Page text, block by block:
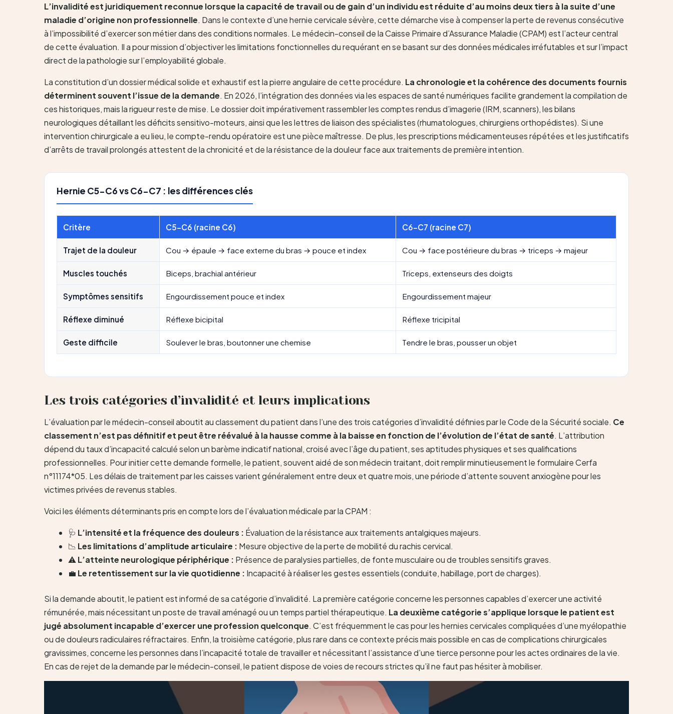
L’invalidité est juridiquement reconnue lorsque la capacité de travail ou de gain d’un individu est réduite d’au moins deux tiers à la suite d’une
maladie d’origine non professionnelle. Dans le contexte d’une hernie cervicale sévère, cette démarche vise à compenser la perte de revenus consécutive
à l’impossibilité d’exercer son métier dans des conditions normales. Le médecin-conseil de la Caisse Primaire d’Assurance Maladie (CPAM) est l’acteur central
de cette évaluation. Il a pour mission d’objectiver les limitations fonctionnelles du requérant en se basant sur des données médicales irréfutables et sur l’impact
direct de la pathologie sur l’employabilité globale.
La constitution d’un dossier médical solide et exhaustif est la pierre angulaire de cette procédure. La chronologie et la cohérence des documents fournis
déterminent souvent l’issue de la demande. En 2026, l’intégration des données via les espaces de santé numériques facilite grandement la compilation de
ces historiques, mais la rigueur reste de mise. Le dossier doit impérativement rassembler les comptes rendus d’imagerie (IRM, scanners), les bilans
neurologiques détaillant les déficits sensitivo-moteurs, ainsi que les lettres de liaison des spécialistes (rhumatologues, chirurgiens orthopédistes). Si une
intervention chirurgicale a eu lieu, le compte-rendu opératoire est une pièce maîtresse. De plus, les prescriptions médicamenteuses répétées et les justificatifs
d’arrêts de travail prolongés attestent de la chronicité et de la résistance de la douleur face aux traitements de première intention.
Hernie C5-C6 vs C6-C7 : les différences clés
Critère C5-C6 (racine C6) C6-C7 (racine C7)
Trajet de la douleur Cou → épaule → face externe du bras → pouce et index Cou → face postérieure du bras → triceps → majeur
Muscles touchés Biceps, brachial antérieur Triceps, extenseurs des doigts
Symptômes sensitifs Engourdissement pouce et index Engourdissement majeur
Réflexe diminué Réflexe bicipital Réflexe tricipital
Geste difficile Soulever le bras, boutonner une chemise Tendre le bras, pousser un objet
Les trois catégories d’invalidité et leurs implications
L’évaluation par le médecin-conseil aboutit au classement du patient dans l’une des trois catégories d’invalidité définies par le Code de la Sécurité sociale. Ce
classement n’est pas définitif et peut être réévalué à la hausse comme à la baisse en fonction de l’évolution de l’état de santé. L’attribution
dépend du taux d’incapacité calculé selon un barème indicatif national, croisé avec l’âge du patient, ses aptitudes physiques et ses qualifications
professionnelles. Pour initier cette demande formelle, le patient, souvent aidé de son médecin traitant, doit remplir minutieusement le formulaire Cerfa
n°11174*05. Les délais de traitement par les caisses varient généralement entre deux et quatre mois, une période d’attente souvent anxiogène pour les
victimes privées de revenus stables.
Voici les éléments déterminants pris en compte lors de l’évaluation médicale par la CPAM :
🩺 L’intensité et la fréquence des douleurs : Évaluation de la résistance aux traitements antalgiques majeurs.
📉 Les limitations d’amplitude articulaire : Mesure objective de la perte de mobilité du rachis cervical.
⚠️ L’atteinte neurologique périphérique : Présence de paralysies partielles, de fonte musculaire ou de troubles sensitifs graves.
💼 Le retentissement sur la vie quotidienne : Incapacité à réaliser les gestes essentiels (conduite, habillage, port de charges).
Si la demande aboutit, le patient est informé de sa catégorie d’invalidité. La première catégorie concerne les personnes capables d’exercer une activité
rémunérée, mais nécessitant un poste de travail aménagé ou un temps partiel thérapeutique. La deuxième catégorie s’applique lorsque le patient est
jugé absolument incapable d’exercer une profession quelconque. C’est fréquemment le cas pour les hernies cervicales compliquées d’une myélopathie
ou de douleurs radiculaires réfractaires. Enfin, la troisième catégorie, plus rare dans ce contexte précis mais possible en cas de complications chirurgicales
gravissimes, concerne les personnes dans l’incapacité totale de travailler et nécessitant l’assistance d’une tierce personne pour les actes ordinaires de la vie.
En cas de rejet de la demande par le médecin-conseil, le patient dispose de voies de recours strictes qu’il ne faut pas hésiter à mobiliser.